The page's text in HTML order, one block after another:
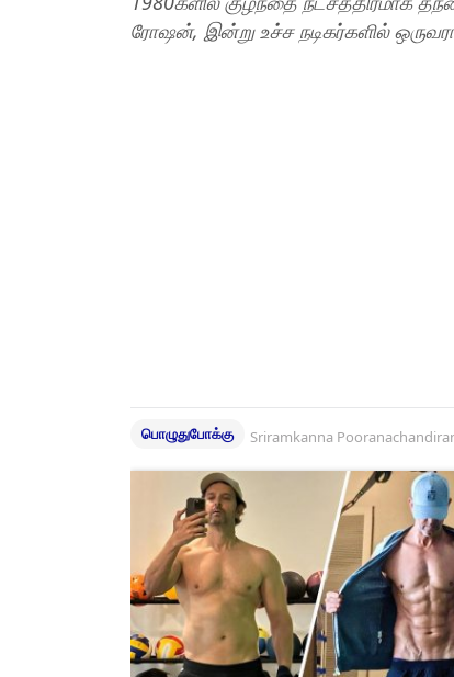
ரோஷன், இன்று உச்ச நடிகர்களில்
பொழுதுபோக்கு Sriramkanna